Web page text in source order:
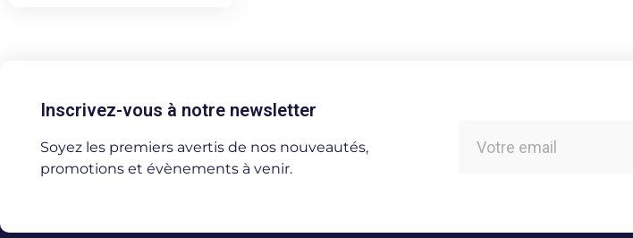
Inscrivez-vous à notre newsletter
Soyez les premiers avertis de nos nouveautés,
promotions et évènements à venir.